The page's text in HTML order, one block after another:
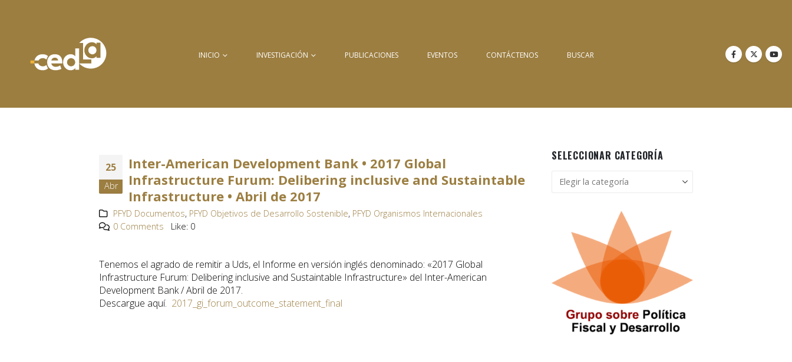
INICIO INVESTIGACIÓN PUBLICACIONES EVENTOS CONTÁCTENOS BUSCAR
25
Abr
Inter-American Development Bank • 2017 Global
Infrastructure Furum: Delibering inclusive and Sustaintable
Infrastructure • Abril de 2017
PFYD Documentos, PFYD Objetivos de Desarrollo Sostenible, PFYD Organismos Internacionales
0 Comments
Like: 0
Tenemos el agrado de remitir a Uds, el Informe en versión inglés denominado: «2017 Global
Infrastructure Furum: Delibering inclusive and Sustaintable Infrastructure» del Inter-American
Development Bank / Abril de 2017.
Descargue aquí. 2017_gi_forum_outcome_statement_final
SELECCIONAR CATEGORÍA
Seleccionar
categoría